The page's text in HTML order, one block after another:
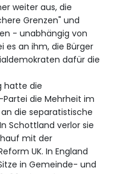
weiter aus, die
Grenzen" und
- unabhängig von
es an ihm, die Bürger
dafür die
hatte die
die Mehrheit im
die separatistische
Schottland verlor sie
mit der
UK. In England
in Gemeinde- und